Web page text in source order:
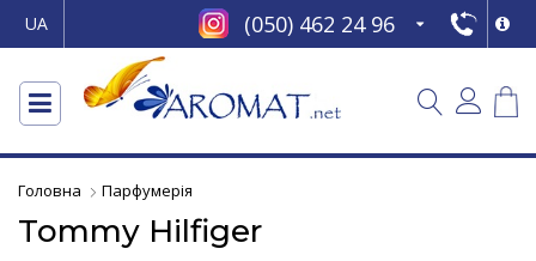
UA (050) 462 24 96
Головна Парфумерія
Tommy Hilfiger